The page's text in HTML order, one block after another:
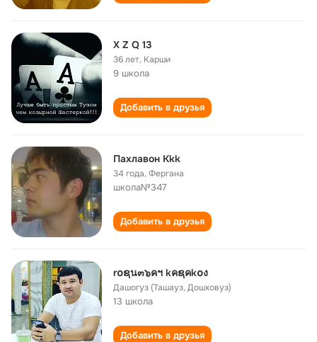
X Z Q 13
36 лет, Карши
9 школа
Добавить в друзья
Пахлавон Кkk
34 года,Фергана
школа№347
Добавить в друзья
r໐ຊน๓๖คฯ kคຊคk໐ง
Дашогуз (Ташауз, Дошховуз)
13 школа
Добавить в друзья